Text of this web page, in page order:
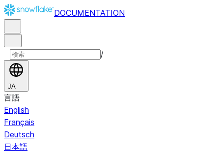
DOCUMENTATION
/
JA
言語
English
Français
Deutsch
日本語